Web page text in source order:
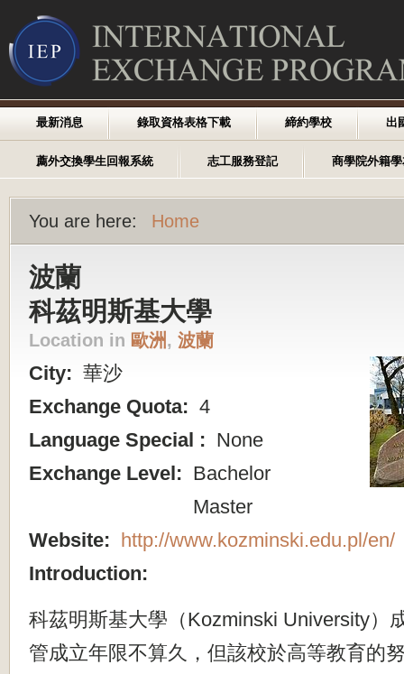
最新消息 錄取資格表格下載 締約學校 出
薦外交換學生回報系統 志工服務登記 商學院外籍
You are here: Home
波蘭
科茲明斯基大學
Location in 歐洲, 波蘭
City: 華沙
Exchange Quota: 4
Language Special : None
Exchange Level: Bachelor
Master
Website: http://www.kozminski.edu.pl/en/
Introduction:
科茲明斯基大學（Kozminski University）
管成立年限不算久， 但該校於高等教育的